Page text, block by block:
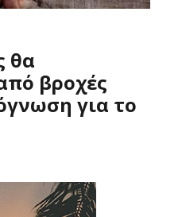
θα
βροχές
για το